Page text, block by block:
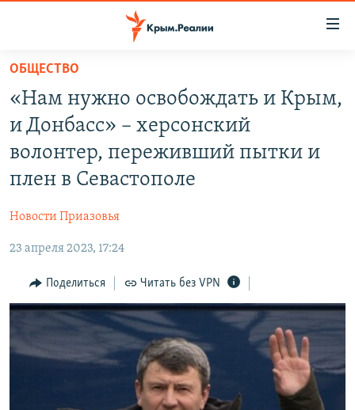
Вернуться
основному
содержанию
главной
Вернутся
СПЕЦПРОЕКТЫ
КАРТА ВОЕННЫХ ОБЪЕКТОВ КРЫМА
ИНТЕРАКТИВ
ИНФОГРАФИКА
ТЕЛЕПРОЕКТ КРЫМ.РЕАЛИИ
СОВЕТЫ ПРАВОЗАЩИТНИКОВ
ПРОПАВШИЕ БЕЗ ВЕСТИ
ПОБЕДИТЕЛЕЙ НЕ СУДЯТ?
КРЫМ.НЕПОКОРЕННЫЙ
РАДІО СВОБОДА
КАК ОБОЙТИ БЛОКИРОВКУ
Qırımtatar
ПРИСОЕДИНЯЙТЕСЬ!
ОБЩЕСТВО
«Нам нужно освобождать и Крым,
и Донбасс» – херсонский
волонтер, переживший пытки и
плен в Севастополе
Новости Приазовья
23 апреля 2023, 17:24
Поделиться Читать без VPN